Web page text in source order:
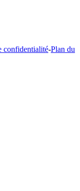
confidentialité-Plan du